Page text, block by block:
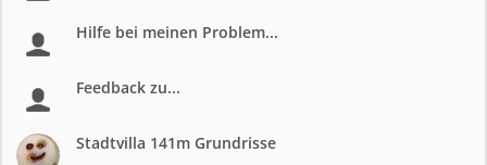
Hilfe bei meinen Problem...
Feedback zu...
Stadtvilla 141m Grundrisse